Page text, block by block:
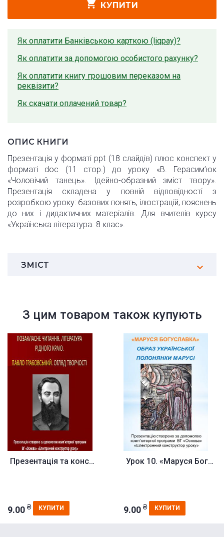
КУПИТИ
Як оплатити Банківською карткою (liqpay)?
Як оплатити за допомогою особистого рахунку?
Як оплатити книгу грошовим переказом на
реквізити?
Як скачати оплачений товар?
ОПИС КНИГИ
Презентація у форматі ppt (18 слайдів) плюс конспект у
форматі doc (11 стор.) до уроку «В. Герасим’юк
«Чоловічий танець». Ідейно-образний зміст твору».
Презентація складена у повній відповідності з
розробкою уроку: базових понять, ілюстрацій, пояснень
до них і дидактичних матеріалів. Для вчителів курсу
«Українська література. 8 клас».
ЗМІСТ
З цим товаром також купують
Презентація та конспект до уро...
9.00 ₴ КУПИТИ
Урок 10. «Маруся Богуславка». ...
9.00 ₴ КУПИТИ